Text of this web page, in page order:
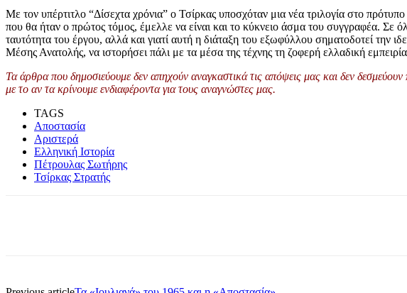
Με τον υπέρτιτλο “Δίσεχτα χρόνια” ο Τσίρκας υποσχόταν μια νέα τριλογία στο
που θα ήταν ο πρώτος τόμος, έμελλε να είναι και το κύκνειο άσμα του συγγραφέα. Σε
ταυτότητα του έργου, αλλά και γιατί αυτή η διάταξη του εξωφύλλου σηματοδοτεί
Μέσης Ανατολής, να ιστορήσει πάλι με τα μέσα της τέχνης τη ζοφερή ελλαδική
Τα άρθρα που δημοσιεύουμε δεν απηχούν αναγκαστικά τις απόψεις μας και δεν
με το αν τα κρίνουμε ενδιαφέροντα για τους αναγνώστες μας.
TAGS
Αποστασία
Αριστερά
Ελληνική Ιστορία
Πέτρουλας Σωτήρης
Τσίρκας Στρατής